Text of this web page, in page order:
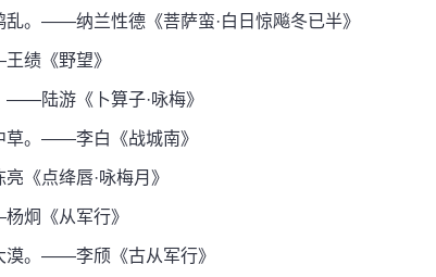
。——纳兰性德《菩萨蛮·白日惊飚冬已半》
绩《野望》
陆游《卜算子·咏梅》
。——李白《战城南》
点绛唇·咏梅月》
炯《从军行》
。——李颀《古从军行》